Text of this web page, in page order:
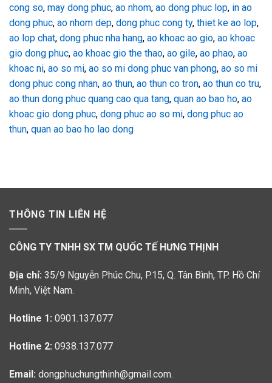
cong so, may dong phuc, ao nhom, ao dong phuc lop, in ao
dong phuc, ao nhom dep, dong phuc cong ty, thiet ke ao lop,
ao lop chat, dong phuc nha hang, ao khoac ao gio, ao khoac
gio dong phuc, ao khoac gio the thao, ao gile, ao phao, ao
khoac ni, ao so mi, ao so mi dong phuc van phong, ao so mi
dong phuc cong nhan, ao thun, ao thun co tron, ao thun co tru,
ao thun dong phuc quang cao qua tang, quan ao bao ho, ao
khoac gio dong phuc, dong phuc ao so mi, dong phuc ao
thun, quan ao bao ho lao dong
THÔNG TIN LIÊN HỆ
CÔNG TY TNHH SX TM QUỐC TẾ HƯNG THỊNH
Địa chỉ: 35/9 Nguyễn Phúc Chu, P.15, Q. Tân Bình, TP. Hồ Chí
Minh, Việt Nam.
Hotline 1: 0901.137.077
Hotline 2: 0938.137.077
Email: dongphuchungthinh@gmail.com.